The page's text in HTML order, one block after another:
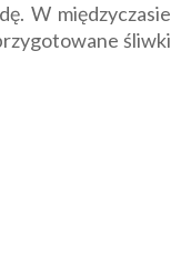
W międzyczasie
śliwki